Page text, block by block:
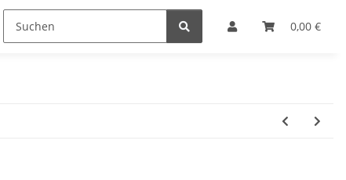
0,00 €